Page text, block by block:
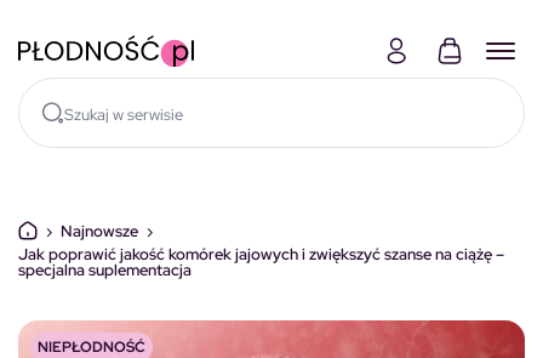
› Najnowsze ›
Jak poprawić jakość komórek jajowych i zwiększyć szanse na ciążę –
specjalna suplementacja
NIEPŁODNOŚĆ